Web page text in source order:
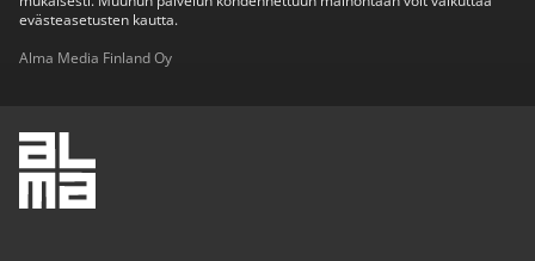
evästeasetusten kautta.
Alma Media Finland Oy